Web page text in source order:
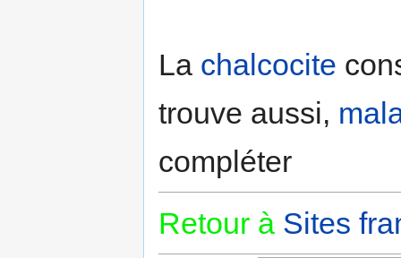
La chalcocite
trouve aussi,
compléter
Retour à Sites